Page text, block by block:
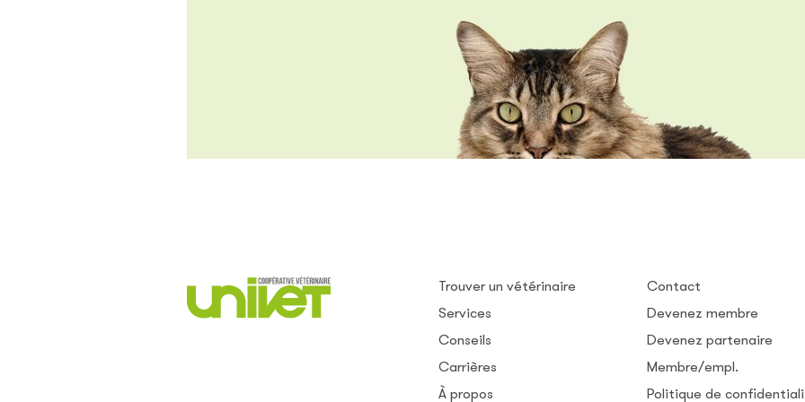
Trouver un vétérinaire
Services
Conseils
Carrières
À propos
Contact
Devenez membre
Devenez partenaire
Membre/empl.
Politique de